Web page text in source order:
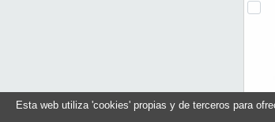
Esta web utiliza 'cookies' propias y de terceros para